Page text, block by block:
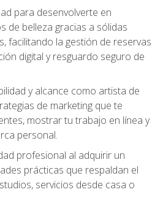
para desenvolverte en
de belleza gracias a sólidas
facilitando la gestión de reservas
digital y resguardo seguro de
y alcance como artista de
de marketing que te
mostrar tu trabajo en línea y
personal.
profesional al adquirir un
prácticas que respaldan el
servicios desde casa o